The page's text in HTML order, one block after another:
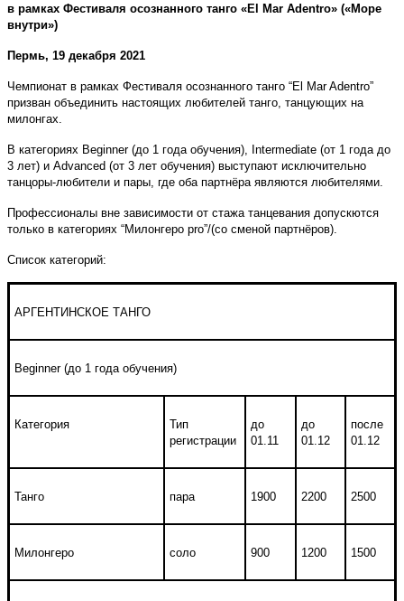
в рамках Фестиваля осознанного танго «El Mar Adentro» («Море
внутри»)
Пермь, 19 декабря 2021
Чемпионат в рамках Фестиваля осознанного танго “El Mar Adentro”
призван объединить настоящих любителей танго, танцующих на
милонгах.
В категориях Beginner (до 1 года обучения), Intermediate (от 1 года до
3 лет) и Advanced (от 3 лет обучения) выступают исключительно
танцоры-любители и пары, где оба партнёра являются любителями.
Профессионалы вне зависимости от стажа танцевания допускются
только в категориях “Милонгеро pro”/(со сменой партнёров).
Список категорий:
АРГЕНТИНСКОЕ ТАНГО
Beginner (до 1 года обучения)
Категория
Тип
регистрации
до
01.11
до
01.12
после
01.12
Танго пара 1900 2200 2500
Милонгеро соло 900 1200 1500